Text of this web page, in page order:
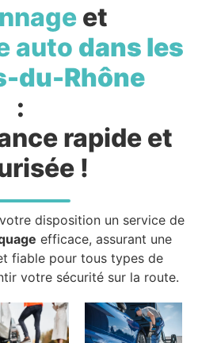
et
auto dans les
du-Rhône
:
rapide et
!
disposition un service de
efficace, assurant une
fiable pour tous types de
votre sécurité sur la route.